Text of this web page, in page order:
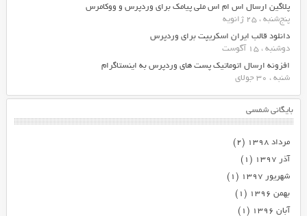
پلاگین ارسال اس ام اس ملی پیامک برای وردپرس و ووکامرس
پنج‌شنبه ، 25 ژانویه
دانلود قالب ایران اسکریپت برای وردپرس
دوشنبه ، 15 آگوست
افزونه ارسال اتوماتیک پست های وردپرس به اینستاگرام
شنبه ، 30 جولای
بایگانی شمسی
مرداد ۱۳۹۸
(۲)
آذر ۱۳۹۷
(۱)
شهریور ۱۳۹۷
(۱)
بهمن ۱۳۹۶
(۱)
آبان ۱۳۹۶
(۱)